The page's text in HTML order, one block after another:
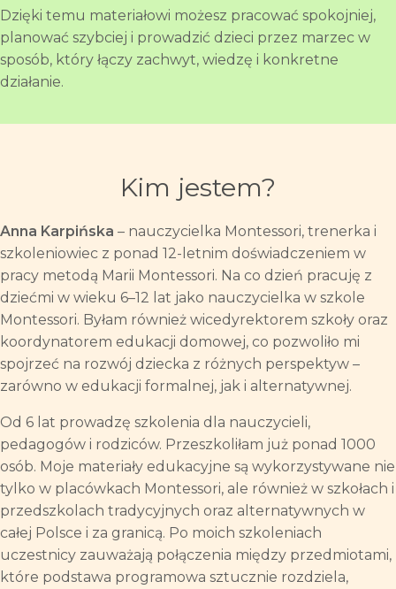
Dzięki temu materiałowi możesz pracować spokojniej,
planować szybciej i prowadzić dzieci przez marzec w
sposób, który łączy zachwyt, wiedzę i konkretne
działanie.
Kim jestem?
Anna Karpińska – nauczycielka Montessori, trenerka i
szkoleniowiec z ponad 12-letnim doświadczeniem w
pracy metodą Marii Montessori. Na co dzień pracuję z
dziećmi w wieku 6–12 lat jako nauczycielka w szkole
Montessori. Byłam również wicedyrektorem szkoły oraz
koordynatorem edukacji domowej, co pozwoliło mi
spojrzeć na rozwój dziecka z różnych perspektyw –
zarówno w edukacji formalnej, jak i alternatywnej.
Od 6 lat prowadzę szkolenia dla nauczycieli,
pedagogów i rodziców. Przeszkoliłam już ponad 1000
osób. Moje materiały edukacyjne są wykorzystywane nie
tylko w placówkach Montessori, ale również w szkołach i
przedszkolach tradycyjnych oraz alternatywnych w
całej Polsce i za granicą. Po moich szkoleniach
uczestnicy zauważają połączenia między przedmiotami,
które podstawa programowa sztucznie rozdziela,